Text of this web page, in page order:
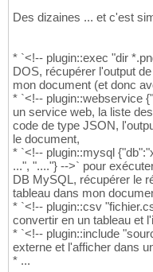
Des dizaines ... et c'est
* `<!-- plugin::exec "dir
DOS, récupérer l'output
mon document (et donc
* `<!-- plugin::webservice
un service web, la liste
code de type JSON,
le document,
* `<!-- plugin::mysql
...", "...."} -->` pour
DB MySQL, récupérer le
tableau dans mon
* `<!-- plugin::csv
convertir en un tableau et
* `<!-- plugin::include
externe et l'afficher dans
* ...